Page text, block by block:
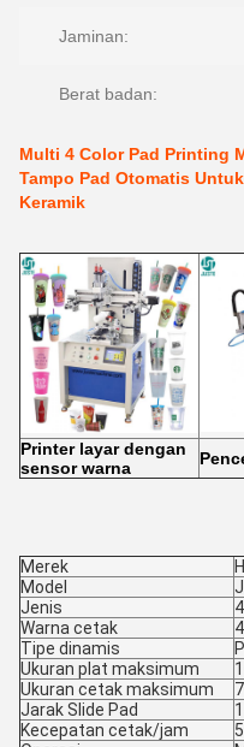
Jaminan:
Berat badan:
Multi 4 Color Pad Printing
Tampo Pad Otomatis
Keramik
Printer layar dengan
sensor warna
Merek
Model
Jenis
Warna cetak
Tipe dinamis
Ukuran plat maksimum
Ukuran cetak maksimum
Jarak Slide Pad
Kecepatan cetak/jam